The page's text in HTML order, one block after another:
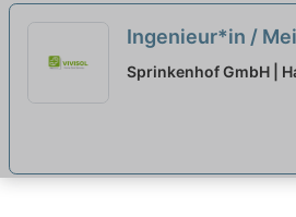
Ingenieur*in /
Techniker*in als
Sprinkenhof GmbH |